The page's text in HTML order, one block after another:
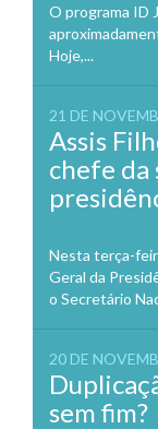
O programa ID
Hoje,...
21 DE
Assis
chefe da
Nesta terça-
Geral da
o Secretário
20 DE
sem fim?